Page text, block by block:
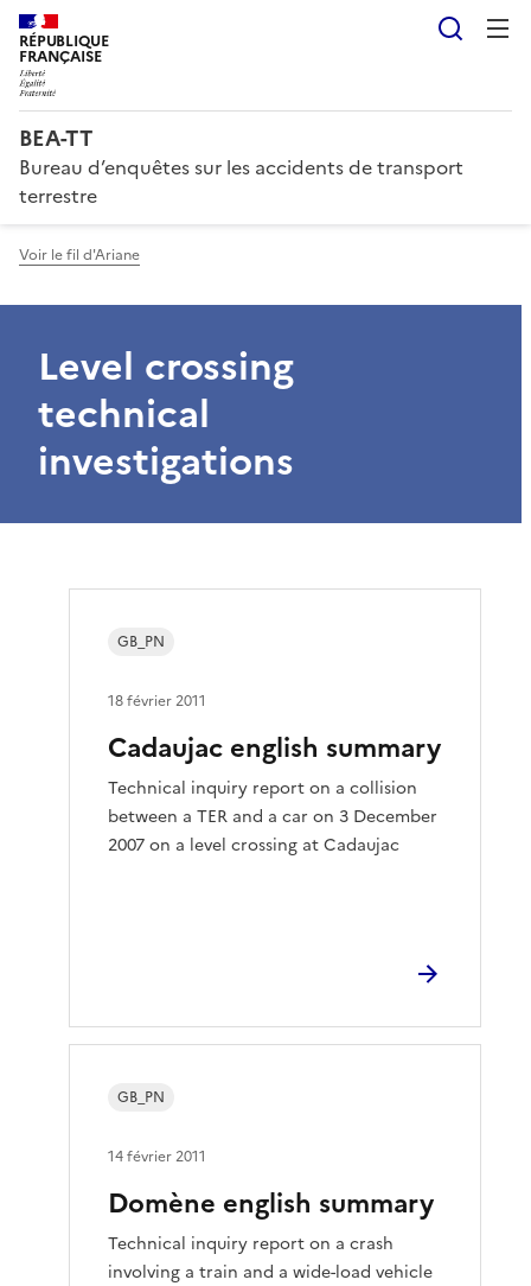
RÉPUBLIQUE
FRANÇAISE
BEA-TT
Bureau d’enquêtes sur les accidents de transport
terrestre
Voir le fil d'Ariane
Level crossing
technical
investigations
Cadaujac english summary
Technical inquiry report on a collision
between a TER and a car on 3 December
2007 on a level crossing at Cadaujac
GB_PN
18 février 2011
Domène english summary
Technical inquiry report on a crash
involving a train and a wide-load vehicle
GB_PN
14 février 2011